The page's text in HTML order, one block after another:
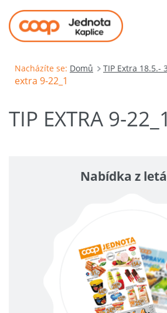
Nacházíte se: Domů TIP Extra 18.5.-
extra 9-22_1
TIP EXTRA 9-22_1
Nabídka z